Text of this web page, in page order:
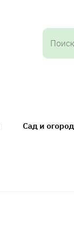
Сад и огород